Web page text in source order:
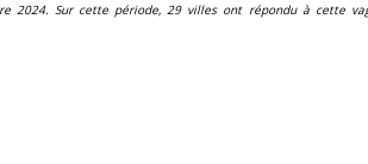
2024. Sur cette période, 29 villes ont répondu à cette